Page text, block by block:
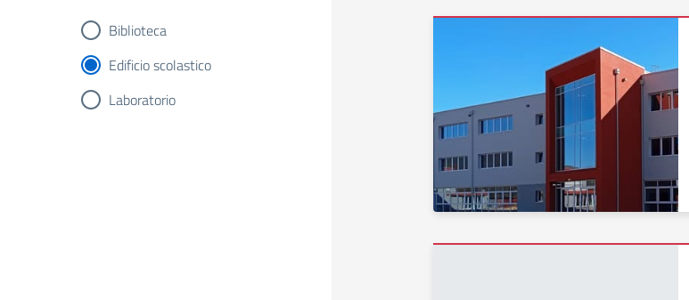
Biblioteca
Edificio scolastico
Laboratorio